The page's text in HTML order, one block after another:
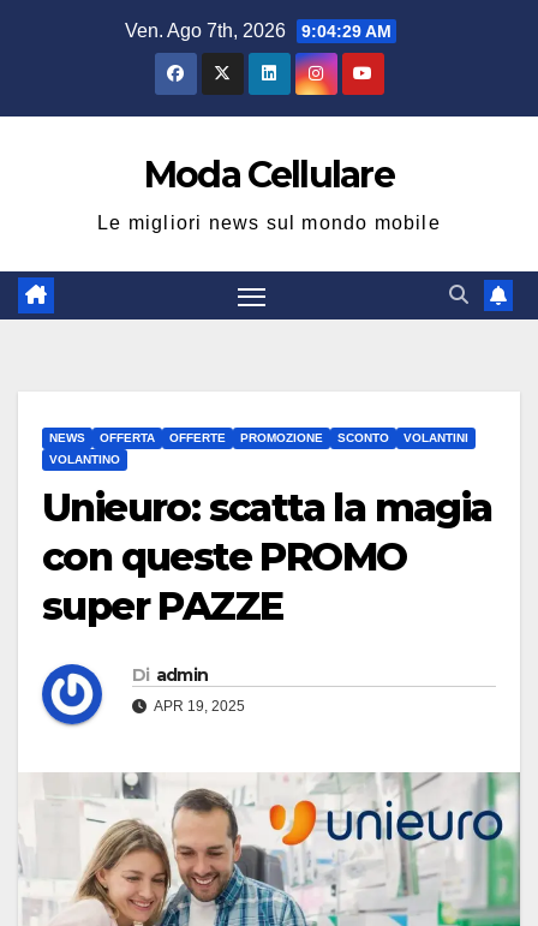
Ven. Ago 7th, 2026 9:04:30 AM
Moda Cellulare
Le migliori news sul mondo mobile
NEWS OFFERTA OFFERTE PROMOZIONE SCONTO
VOLANTINI
VOLANTINO
Unieuro: scatta la magia
con queste PROMO
super PAZZE
Di admin
APR 19, 2025